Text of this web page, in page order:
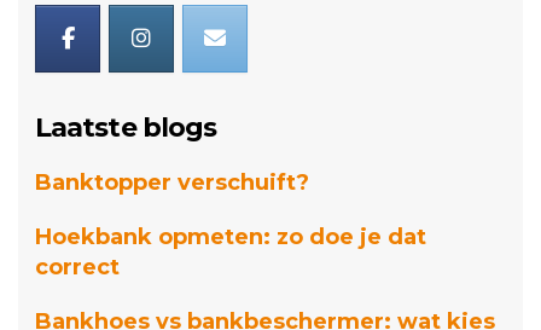
Laatste blogs
Banktopper verschuift?
Hoekbank opmeten: zo doe je dat
correct
Bankhoes vs bankbeschermer: wat kies